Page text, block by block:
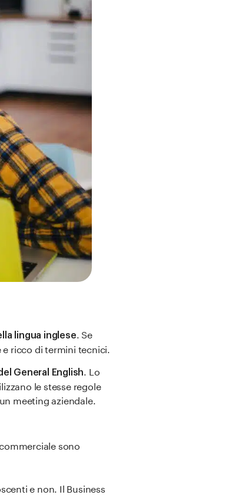
lingua inglese. Se
e ricco di termini tecnici.
General English. Lo
le stesse regole
meeting aziendale.
sono
e non. Il Business